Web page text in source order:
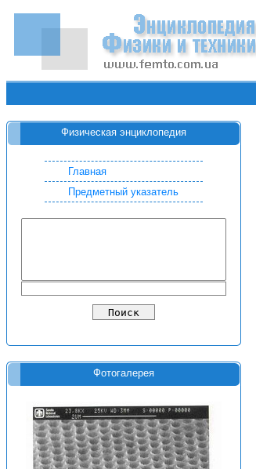
Физическая энциклопедия
Главная
Предметный указатель
Фотогалерея